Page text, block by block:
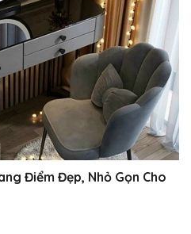
Điểm Đẹp, Nhỏ Gọn Cho